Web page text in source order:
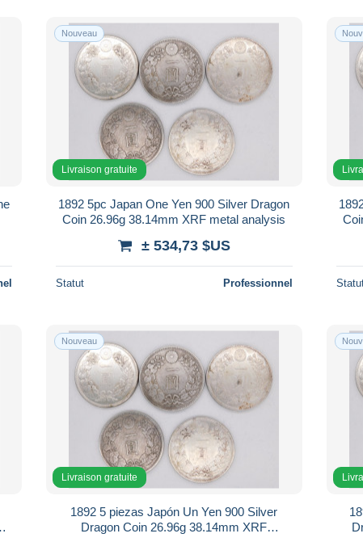
Nouveau
Livraison gratuite
1892 5pc Japan One Yen 900 Silver Dragon
Coin 26.96g 38.14mm XRF metal analysis
± 534,73 $US
Statut Professionnel
Nouveau
Livraison gratuite
1892 5 piezas Japón Un Yen 900 Silver
Dragon Coin 26.96g 38.14mm XRF